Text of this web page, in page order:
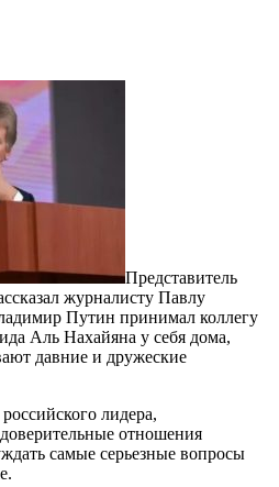
Представитель
журналисту Павлу
Путин принимал коллегу
Аль Нахайяна у себя дома,
давние и дружеские
лидера,
отношения
самые серьезные вопросы